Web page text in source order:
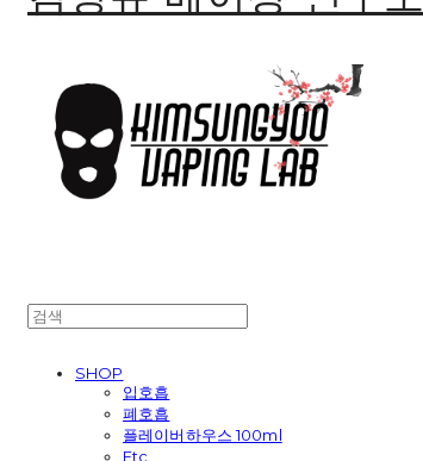
SHOP
입호흡
폐호흡
플레이버하우스 100ml
Etc.